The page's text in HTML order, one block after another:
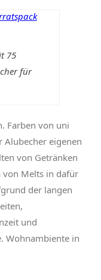
75
für
Farben von uni
Alubecher eigenen
von Getränken
von Melts in dafür
der langen
und
Wohnambiente in